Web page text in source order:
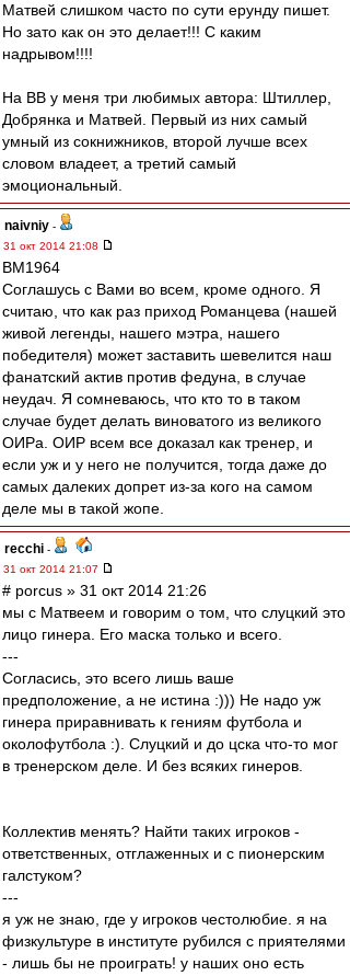
Матвей слишком часто по сути ерунду пишет.
Но зато как он это делает!!! С каким
надрывом!!!!
На ВВ у меня три любимых автора: Штиллер,
Добрянка и Матвей. Первый из них самый
умный из сокнижников, второй лучше всех
словом владеет, а третий самый
эмоциональный.
naivniy -
31 окт 2014 21:08
BM1964
Соглашусь с Вами во всем, кроме одного. Я
считаю, что как раз приход Романцева (нашей
живой легенды, нашего мэтра, нашего
победителя) может заставить шевелится наш
фанатский актив против федуна, в случае
неудач. Я сомневаюсь, что кто то в таком
случае будет делать виноватого из великого
ОИРа. ОИР всем все доказал как тренер, и
если уж и у него не получится, тогда даже до
самых далеких допрет из-за кого на самом
деле мы в такой жопе.
recchi -
31 окт 2014 21:07
# porcus » 31 окт 2014 21:26
мы с Матвеем и говорим о том, что слуцкий это
лицо гинера. Его маска только и всего.
---
Согласись, это всего лишь ваше
предположение, а не истина :))) Не надо уж
гинера приравнивать к гениям футбола и
околофутбола :). Слуцкий и до цска что-то мог
в тренерском деле. И без всяких гинеров.
Коллектив менять? Найти таких игроков -
ответственных, отглаженных и с пионерским
галстуком?
---
я уж не знаю, где у игроков честолюбие. я на
физкультуре в институте рубился с приятелями
- лишь бы не проиграть! у наших оно есть